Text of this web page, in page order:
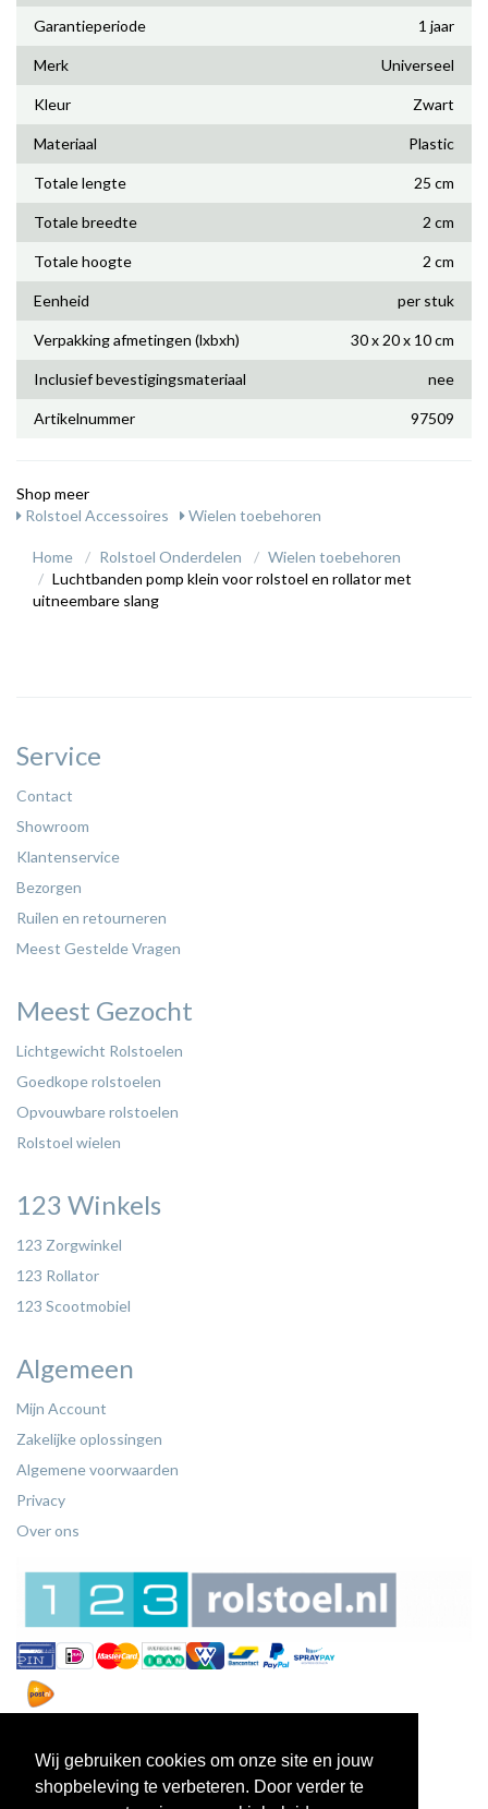
Wij gebruiken cookies om onze site en jouw
shopbeleving te verbeteren. Door verder te
Garantieperiode 1 jaar
Merk Universeel
Kleur Zwart
Materiaal Plastic
Totale lengte 25 cm
Totale breedte 2 cm
Totale hoogte 2 cm
Eenheid per stuk
Verpakking afmetingen (lxbxh) 30 x 20 x 10 cm
Inclusief bevestigingsmateriaal nee
Artikelnummer 97509
Shop meer
Rolstoel Accessoires
Wielen toebehoren
Home Rolstoel Onderdelen
Wielen toebehoren
Luchtbanden pomp klein voor rolstoel en rollator met
uitneembare slang
Service
Contact
Showroom
Klantenservice
Bezorgen
Ruilen en retourneren
Meest Gestelde Vragen
Meest Gezocht
Lichtgewicht Rolstoelen
Goedkope rolstoelen
Opvouwbare rolstoelen
Rolstoel wielen
123 Winkels
123 Zorgwinkel
123 Rollator
123 Scootmobiel
Algemeen
Mijn Account
Zakelijke oplossingen
Algemene voorwaarden
Privacy
Over ons